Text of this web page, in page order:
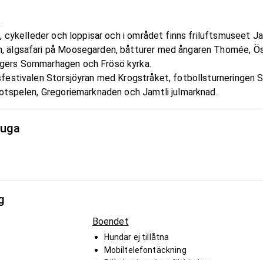
cykelleder och loppisar och i området finns friluftsmuseet
älgsafari på Moosegarden, båtturer med ångaren Thomée,
Sommarhagen och Frösö kyrka.
Storsjöyran med Krogstråket, fotbollsturneringen
Gregoriemarknaden och Jamtli julmarknad.
Boendet
Hundar ej tillåtna
Mobiltelefontäckning